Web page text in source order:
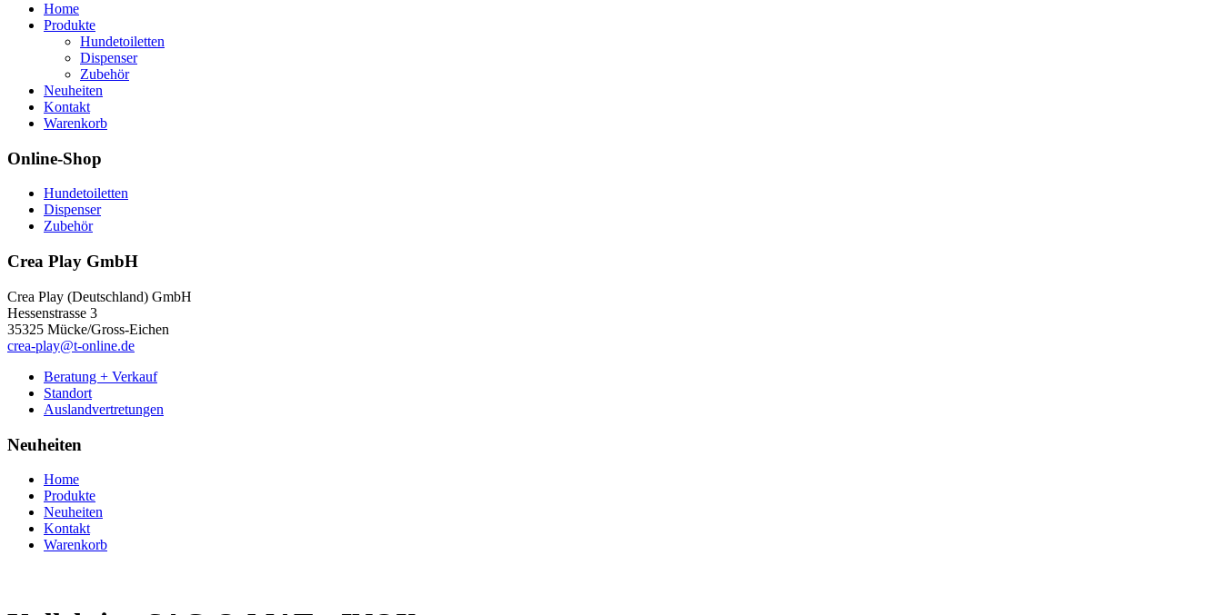
Home
Produkte
Hundetoiletten
Dispenser
Zubehör
Neuheiten
Kontakt
Warenkorb
Online-Shop
Hundetoiletten
Dispenser
Zubehör
Crea Play GmbH
Crea Play (Deutschland) GmbH
Hessenstrasse 3
35325 Mücke/Gross-Eichen
crea-play@t-online.de
Beratung + Verkauf
Standort
Auslandvertretungen
Neuheiten
Home
Produkte
Neuheiten
Kontakt
Warenkorb